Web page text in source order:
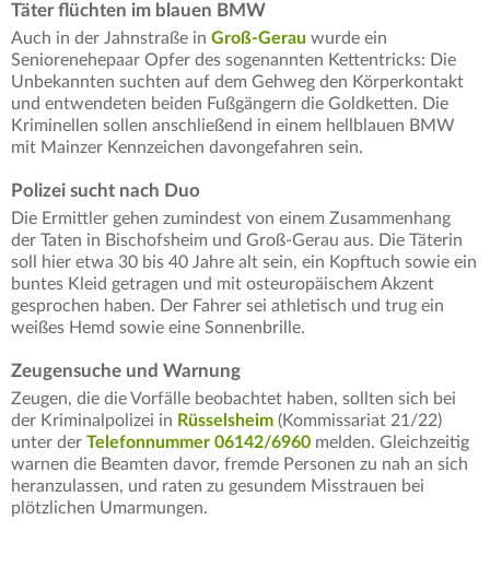
Täter flüchten im blauen BMW
Auch in der Jahnstraße in Groß-Gerau wurde ein
Seniorenehepaar Opfer des sogenannten Kettentricks: Die
Unbekannten suchten auf dem Gehweg den Körperkontakt
und entwendeten beiden Fußgängern die Goldketten. Die
Kriminellen sollen anschließend in einem hellblauen BMW
mit Mainzer Kennzeichen davongefahren sein.
Polizei sucht nach Duo
Die Ermittler gehen zumindest von einem Zusammenhang
der Taten in Bischofsheim und Groß-Gerau aus. Die Täterin
soll hier etwa 30 bis 40 Jahre alt sein, ein Kopftuch sowie ein
buntes Kleid getragen und mit osteuropäischem Akzent
gesprochen haben. Der Fahrer sei athletisch und trug ein
weißes Hemd sowie eine Sonnenbrille.
Zeugensuche und Warnung
Zeugen, die die Vorfälle beobachtet haben, sollten sich bei
der Kriminalpolizei in Rüsselsheim (Kommissariat 21/22)
unter der Telefonnummer 06142/6960 melden. Gleichzeitig
warnen die Beamten davor, fremde Personen zu nah an sich
heranzulassen, und raten zu gesundem Misstrauen bei
plötzlichen Umarmungen.